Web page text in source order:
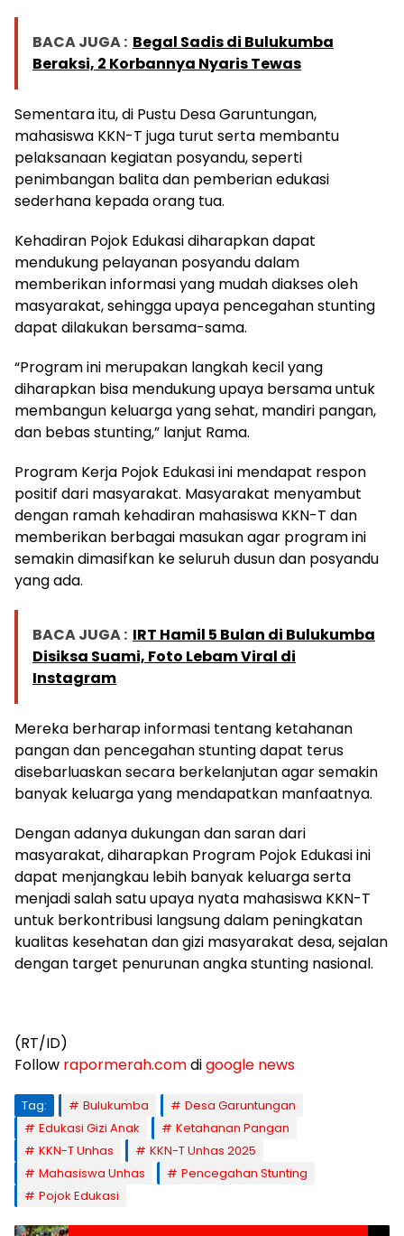
BACA JUGA : Begal Sadis di Bulukumba
Beraksi, 2 Korbannya Nyaris Tewas
Sementara itu, di Pustu Desa Garuntungan,
mahasiswa KKN-T juga turut serta membantu
pelaksanaan kegiatan posyandu, seperti
penimbangan balita dan pemberian edukasi
sederhana kepada orang tua.
Kehadiran Pojok Edukasi diharapkan dapat
mendukung pelayanan posyandu dalam
memberikan informasi yang mudah diakses oleh
masyarakat, sehingga upaya pencegahan stunting
dapat dilakukan bersama-sama.
“Program ini merupakan langkah kecil yang
diharapkan bisa mendukung upaya bersama untuk
membangun keluarga yang sehat, mandiri pangan,
dan bebas stunting,” lanjut Rama.
Program Kerja Pojok Edukasi ini mendapat respon
positif dari masyarakat. Masyarakat menyambut
dengan ramah kehadiran mahasiswa KKN-T dan
memberikan berbagai masukan agar program ini
semakin dimasifkan ke seluruh dusun dan posyandu
yang ada.
BACA JUGA : IRT Hamil 5 Bulan di Bulukumba
Disiksa Suami, Foto Lebam Viral di
Instagram
Mereka berharap informasi tentang ketahanan
pangan dan pencegahan stunting dapat terus
disebarluaskan secara berkelanjutan agar semakin
banyak keluarga yang mendapatkan manfaatnya.
Dengan adanya dukungan dan saran dari
masyarakat, diharapkan Program Pojok Edukasi ini
dapat menjangkau lebih banyak keluarga serta
menjadi salah satu upaya nyata mahasiswa KKN-T
untuk berkontribusi langsung dalam peningkatan
kualitas kesehatan dan gizi masyarakat desa, sejalan
dengan target penurunan angka stunting nasional.
(RT/ID)
Follow rapormerah.comdigoogle news
Tag: Bulukumba
Desa Garuntungan
Edukasi Gizi Anak
Ketahanan Pangan
KKN-T Unhas
KKN-T Unhas 2025
Mahasiswa Unhas
Pencegahan Stunting
Pojok Edukasi